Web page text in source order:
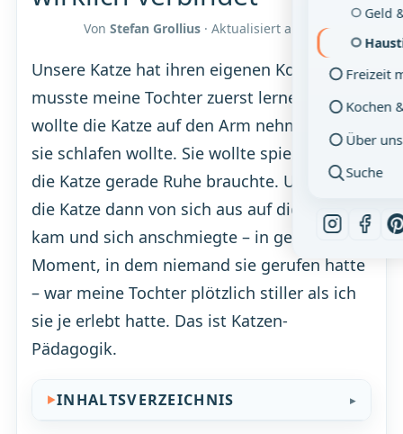
Geld
Freizeit
Kochen
Über uns
Suche
VonStefan Grollius · Aktualisiert am 06.08.2026
Unsere Katze hat ihren eigenen Kopf – das
musste meine Tochter zuerst lernen. Sie
wollte die Katze auf den Arm nehmen, wenn
sie schlafen wollte. Sie wollte spielen, wenn
die Katze gerade Ruhe brauchte. Und wenn
die Katze dann von sich aus auf die Couch
kam und sich anschmiegte – in genau dem
Moment, in dem niemand sie gerufen hatte
– war meine Tochter plötzlich stiller als ich
sie je erlebt hatte. Das ist Katzen-
Pädagogik.
INHALTSVERZEICHNIS